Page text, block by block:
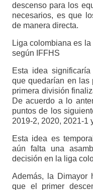
descenso para los
necesarios, es que
de manera directa.
Liga colombiana es
según IFFHS
Esta idea
que quedarían en las
primera división
De acuerdo a lo
puntos de los
2019-2, 2020, 2021-1
Esta idea es
aún falta una
decisión en la liga
Además, la Dimayor
que el primer